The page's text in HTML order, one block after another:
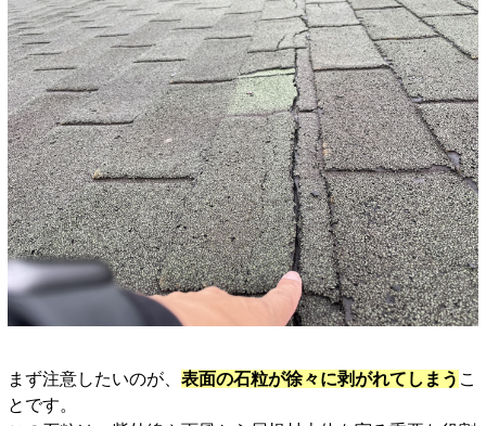
まず注意したいのが、 表面の石粒が徐々に剥がれてしまう こ
とです。